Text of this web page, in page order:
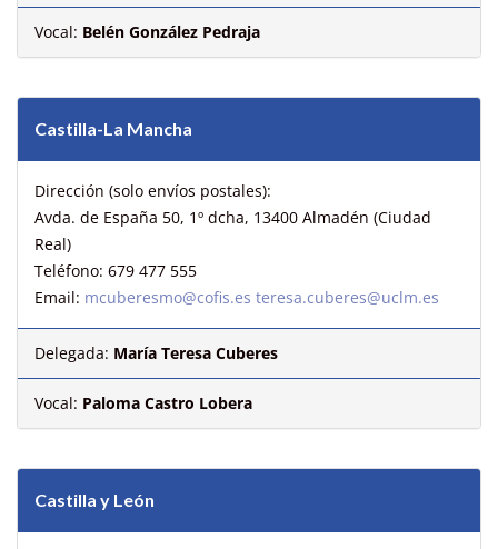
Vocal: Belén González Pedraja
Castilla-La Mancha
Dirección (solo envíos postales):
Avda. de España 50, 1º dcha, 13400 Almadén (Ciudad
Real)
Teléfono: 679 477 555
Email: mcuberesmo@cofis.es teresa.cuberes@uclm.es
Delegada: María Teresa Cuberes
Vocal: Paloma Castro Lobera
Castilla y León